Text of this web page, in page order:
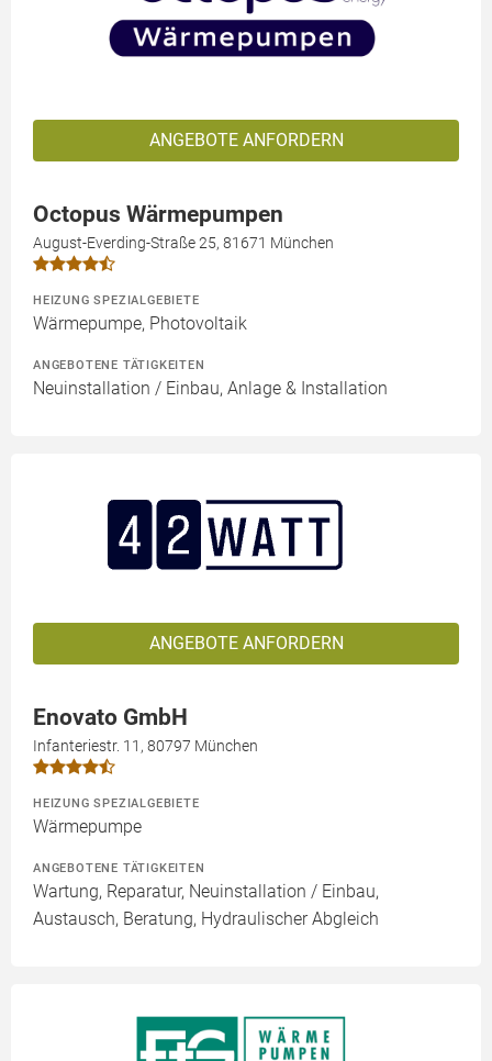
ANGEBOTE ANFORDERN
Octopus Wärmepumpen
August-Everding-Straße 25, 81671 München
HEIZUNG SPEZIALGEBIETE
Wärmepumpe, Photovoltaik
ANGEBOTENE TÄTIGKEITEN
Neuinstallation / Einbau, Anlage & Installation
ANGEBOTE ANFORDERN
Enovato GmbH
Infanteriestr. 11, 80797 München
HEIZUNG SPEZIALGEBIETE
Wärmepumpe
ANGEBOTENE TÄTIGKEITEN
Wartung, Reparatur, Neuinstallation / Einbau,
Austausch, Beratung, Hydraulischer Abgleich